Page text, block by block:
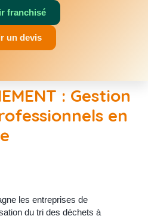
franchisé
un devis
: Gestion
en
les entreprises de
du tri des déchets à